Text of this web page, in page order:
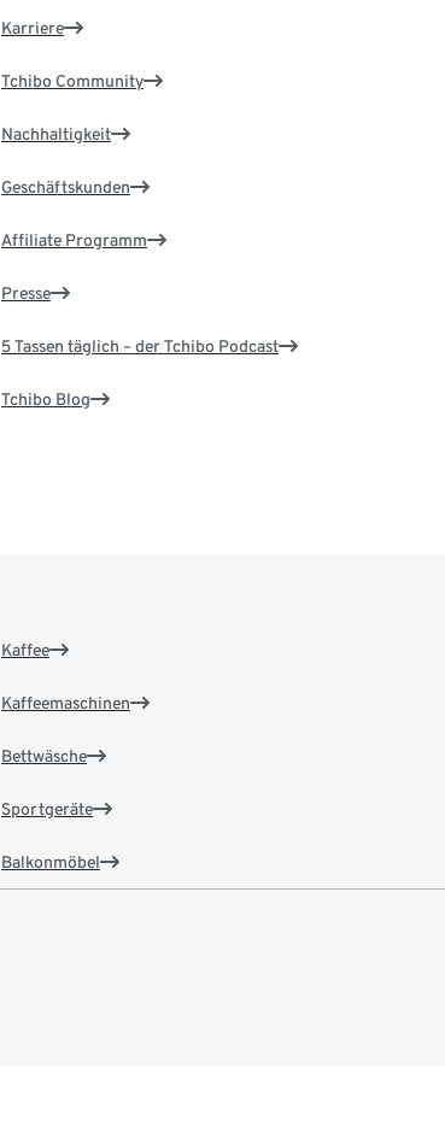
Karriere
Tchibo Community
Nachhaltigkeit
Geschäftskunden
Affiliate Programm
Presse
5 Tassen täglich – der Tchibo Podcast
Tchibo Blog
Kaffee
Kaffeemaschinen
Bettwäsche
Sportgeräte
Balkonmöbel